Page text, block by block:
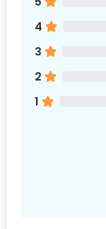
4
3
2
1